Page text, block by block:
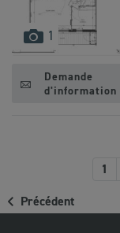
1 images
disponibles
Demande
d'information
Précédent
1